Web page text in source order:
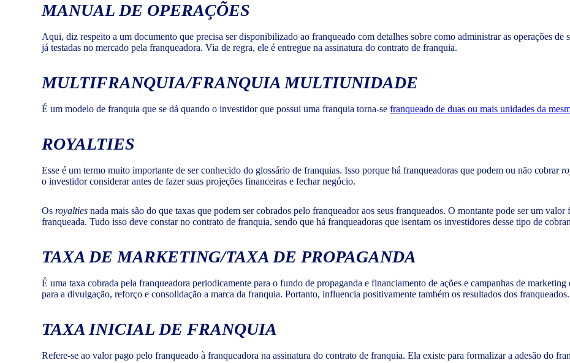
MANUAL DE OPERAÇÕES
Aqui, diz respeito a um documento que precisa ser disponibilizado ao franqueado com detalhes sobre como administrar as operações de
já testadas no mercado pela franqueadora. Via de regra, ele é entregue na assinatura do contrato de franquia.
MULTIFRANQUIA/FRANQUIA MULTIUNIDADE
É um modelo de franquia que se dá quando o investidor que possui uma franquia torna-se franqueado de duas ou mais unidades da
ROYALTIES
Esse é um termo muito importante de ser conhecido do glossário de franquias. Isso porque há franqueadoras que podem ou não cobrar
o investidor considerar antes de fazer suas projeções financeiras e fechar negócio.
Os royalties nada mais são do que taxas que podem ser cobrados pelo franqueador aos seus franqueados. O montante pode ser um
franqueada. Tudo isso deve constar no contrato de franquia, sendo que há franqueadoras que isentam os investidores desse tipo de
TAXA DE MARKETING/TAXA DE PROPAGANDA
É uma taxa cobrada pela franqueadora periodicamente para o fundo de propaganda e financiamento de ações e campanhas de
para a divulgação, reforço e consolidação a marca da franquia. Portanto, influencia positivamente também os resultados dos franqueados.
TAXA INICIAL DE FRANQUIA
Refere-se ao valor pago pelo franqueado à franqueadora na assinatura do contrato de franquia. Ela existe para formalizar a adesão do